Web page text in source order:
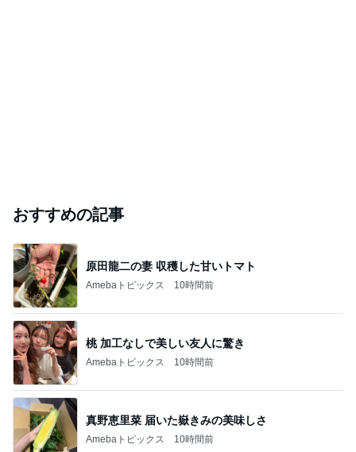
おすすめの記事
原田龍二の妻 収穫した甘いトマト
Amebaトピックス 10時間前
桃 加工なしで美しい友人に驚き
Amebaトピックス 10時間前
真野恵里菜 届いた嶽きみの美味しさ
Amebaトピックス 10時間前